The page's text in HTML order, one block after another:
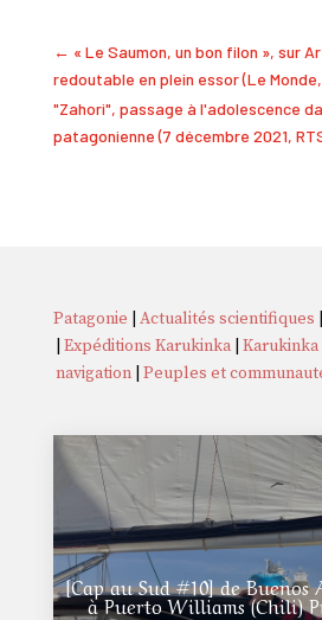
← « Le Saumon, un bon filon », sur
redoutable en plein essor (Le
"Zahori", passage à l'adolescence
patagonienne (7 décembre 2021,
Patagonie Actualités scientifiques
Expéditions Karukinka| Karukinka
navigation| Peuples et
[Cap au Sud #10] de
à Puerto Williams (Chili)